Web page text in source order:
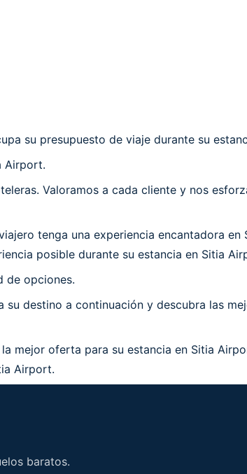
su presupuesto de viaje durante su
Airport.
Valoramos a cada cliente y nos
tenga una experiencia encantadora
posible durante su estancia en Sitia
de opciones.
destino a continuación y descubra las
mejor oferta para su estancia en Sitia
Airport.
baratos.